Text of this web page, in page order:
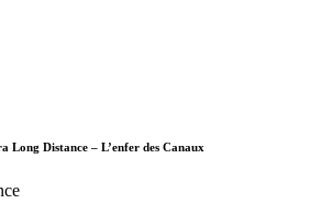
Long Distance – L’enfer des Canaux